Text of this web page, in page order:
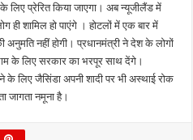
लिए प्रेरित किया जाएगा। अब न्यूजीलैंड में
शामिल हो पाएंगे । होटलों में एक बार में
नहीं होगी। प्रधानमंत्री ने देश के लोगों
के लिए सरकार का भरपूर साथ देंगे।
के लिए जैसिंडा अपनी शादी पर भी अस्थाई रोक
जागता नमूना है।